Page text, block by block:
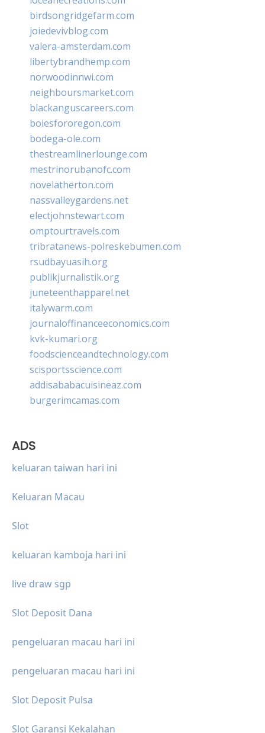
birdsongridgefarm.com
joiedevivblog.com
valera-amsterdam.com
libertybrandhemp.com
norwoodinnwi.com
neighboursmarket.com
blackanguscareers.com
bolesfororegon.com
bodega-ole.com
thestreamlinerlounge.com
mestrinorubanofc.com
novelatherton.com
nassvalleygardens.net
electjohnstewart.com
omptourtravels.com
tribratanews-polreskebumen.com
rsudbayuasih.org
publikjurnalistik.org
juneteenthapparel.net
italywarm.com
journaloffinanceeconomics.com
kvk-kumari.org
foodscienceandtechnology.com
scisportsscience.com
addisababacuisineaz.com
burgerimcamas.com
ADS
keluaran taiwan hari ini
Keluaran Macau
Slot
keluaran kamboja hari ini
live draw sgp
Slot Deposit Dana
pengeluaran macau hari ini
pengeluaran macau hari ini
Slot Deposit Pulsa
Slot Garansi Kekalahan